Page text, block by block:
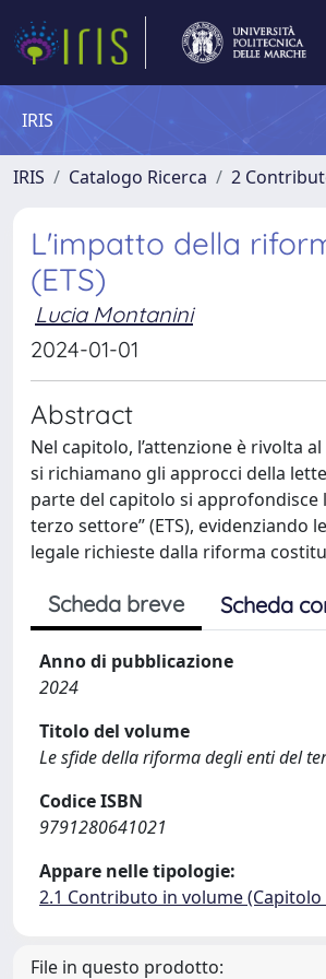
IRIS
IRIS Catalogo Ricerca 2
L'impatto della
(ETS)
Lucia Montanini
2024-01-01
Abstract
Nel capitolo, l’attenzione è rivolta
si richiamano gli approcci della
parte del capitolo si
terzo settore” (ETS),
legale richieste dalla riforma
Scheda breve Scheda
Anno di pubblicazione
2024
Titolo del volume
Le sfide della riforma degli enti del
Codice ISBN
9791280641021
Appare nelle tipologie:
2.1 Contributo in volume (Capitolo
File in questo prodotto: